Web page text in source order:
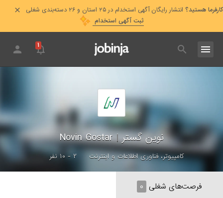
کارفرما هستید؟ انتشار رایگان آگهی استخدام در ۲۵ استان و ۲۶ دسته‌بندی شغلی
ثبت آگهی استخدام
۱
نوین گستر|
Novin Gostar
کامپیوتر، فناوری اطلاعات و اینترنت ۲ - ۱۰ نفر
فرصت‌های شغلی ۰